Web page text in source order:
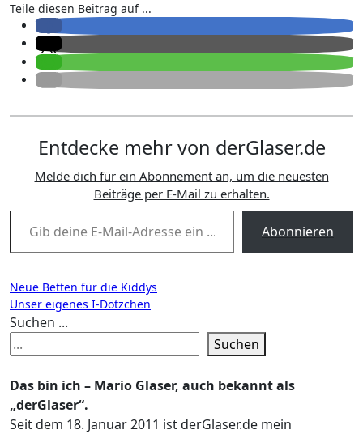
Teile diesen Beitrag auf ...
Entdecke mehr von derGlaser.de
Melde dich für ein Abonnement an, um die neuesten
Beiträge per E-Mail zu erhalten.
Gib deine E-Mail-Adresse ein ...
Abonnieren
Beitragsnavigation
Neue Betten für die Kiddys
Unser eigenes I-Dötzchen
Suchen ...
Suchen
Das bin ich – Mario Glaser, auch bekannt als
„derGlaser“.
Seit dem 18. Januar 2011 ist derGlaser.de mein